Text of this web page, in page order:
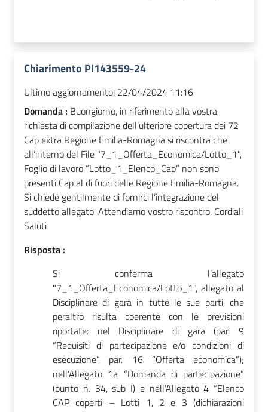
Chiarimento PI143559-24
Ultimo aggiornamento: 22/04/2024 11:16
Domanda : Buongiorno, in riferimento alla vostra
richiesta di compilazione dell’ulteriore copertura dei 72
Cap extra Regione Emilia-Romagna si riscontra che
all’interno del File "7_1_Offerta_Economica/Lotto_1",
Foglio di lavoro “Lotto_1_Elenco_Cap” non sono
presenti Cap al di fuori delle Regione Emilia-Romagna.
Si chiede gentilmente di fornirci l’integrazione del
suddetto allegato. Attendiamo vostro riscontro. Cordiali
Saluti
Risposta :
Si conferma l’allegato
"7_1_Offerta_Economica/Lotto_1", allegato al
Disciplinare di gara in tutte le sue parti, che
peraltro risulta coerente con le previsioni
riportate: nel Disciplinare di gara (par. 9
“Requisiti di partecipazione e/o condizioni di
esecuzione”, par. 16 “Offerta economica”);
nell’Allegato 1a “Domanda di partecipazione”
(punto n. 34, sub I) e nell’Allegato 4 “Elenco
CAP coperti – Lotti 1, 2 e 3 (dichiarazioni